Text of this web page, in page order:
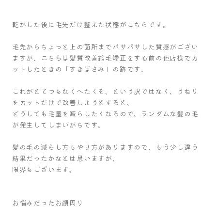
乾かした後に毛先だけ整えた状態がこちらです。
毛先からちょっと上の箇所までパサパサした質感がござい
ますが、こちらは髪質改善縮毛矯正をする前の他店様でカ
ットしたときの「すきばさみ」の跡です。
これがとてつもなくへたくそ、という訳ではなく、うねり
をカットだけで改善しようとすると、
どうしても毛量を減らしたくなるので、ランダムな髪の毛
が発生してしまいがちです。
髪の毛の減らし方もやり方がありますので、もう少し違う
結果だったかなとは思いますが、
限界もございます。
お悩みだったお顔周り